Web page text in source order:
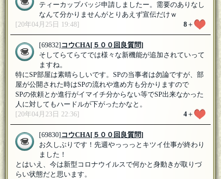
ティーカップバッジ申請しましたー。需要のありなし
なんて分かりませんがとりあえず宣伝だけｗ
[20年04月25日 19:48]
8＋
[69832]コウCHA[５００回良質問]
そしてらてらてでは様々な新機能が追加されていって
ますね。
特にSP部屋は素晴らしいです。SPの当事者は勿論ですが、部
屋が公開された時はSPの流れや進め方も分かりますので
SPの依頼とか進行がイマイチ分からない等でSP出来なかった
人に対してもハードルが下がったかなと。
[20年04月23日 22:36]
4＋
[69830]コウCHA[５００回良質問]
お久しぶりです！先週やっっっとキツイ仕事が終わり
ました！
とはいえ、今は新型コロナウイルスで何かと身動きが取りづ
らい状態だと思います。